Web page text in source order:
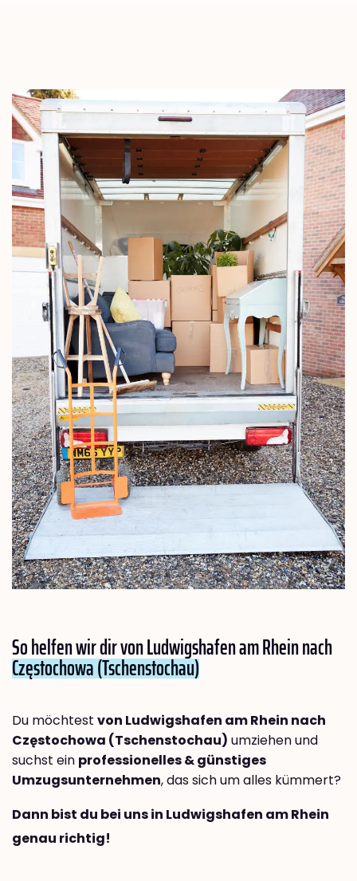
So helfen wir dir von Ludwigshafen am Rhein nach
Częstochowa (Tschenstochau)
Du möchtest von Ludwigshafen am Rhein nach
Częstochowa (Tschenstochau) umziehen und
suchst ein professionelles & günstiges
Umzugsunternehmen, das sich um alles kümmert?
Dann bist du bei uns in Ludwigshafen am Rhein
genau richtig!